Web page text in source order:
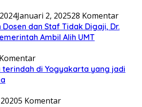
Januari 2, 202528 Komentar
Dosen dan Staf Tidak Digaji, Dr.
Ambil Alih UMT
terindah di Yogyakarta yang jadi
5 Komentar